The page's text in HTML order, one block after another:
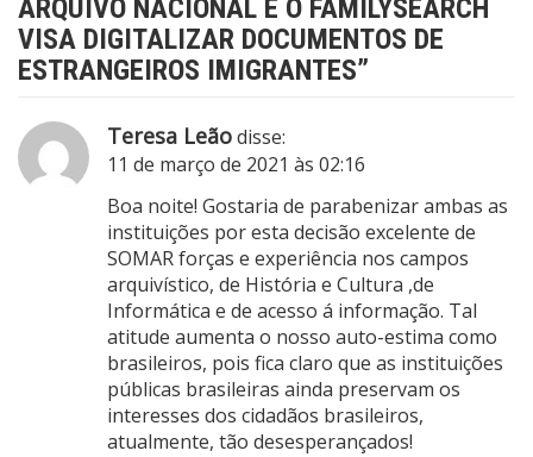
ARQUIVO NACIONAL E O FAMILYSEARCH
VISA DIGITALIZAR DOCUMENTOS DE
ESTRANGEIROS IMIGRANTES”
Teresa Leãodisse:
11 de março de 2021 às 02:16
Boa noite! Gostaria de parabenizar ambas as
instituições por esta decisão excelente de
SOMAR forças e experiência nos campos
arquivístico, de História e Cultura ,de
Informática e de acesso á informação. Tal
atitude aumenta o nosso auto-estima como
brasileiros, pois fica claro que as instituições
públicas brasileiras ainda preservam os
interesses dos cidadãos brasileiros,
atualmente, tão desesperançados!